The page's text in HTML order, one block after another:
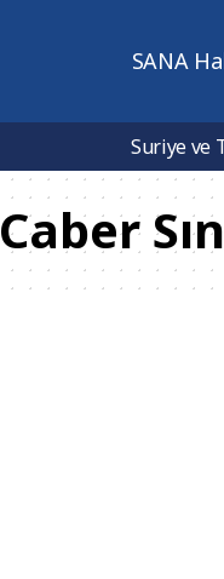
SANA
Suriye ve
Caber